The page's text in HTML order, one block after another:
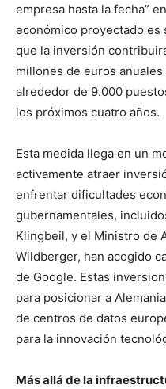
empresa hasta la fecha”
económico proyectado es
que la inversión
millones de euros
alrededor de 9.000
los próximos cuatro años.
Esta medida llega en un
activamente atraer
enfrentar dificultades
gubernamentales,
Klingbeil, y el Ministro de
Wildberger, han acogido
de Google. Estas
para posicionar a
de centros de datos
para la innovación
Más allá de la